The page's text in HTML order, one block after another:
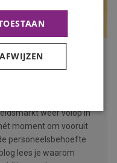
maanden? Zo
vindt
weer volop in
moment om vooruit
personeelsbehoefte
lees je waarom